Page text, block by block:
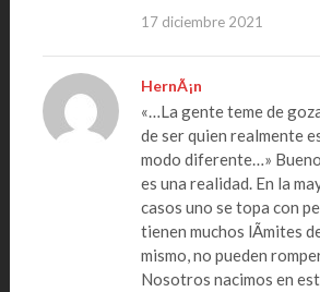
17 diciembre 2021
HernÃ¡n
«…La gente teme de
de ser quien realmente
modo diferente…»
es una realidad. En la
casos uno se topa con
tienen muchos lÃ­mites
mismo, no pueden
Nosotros nacimos en